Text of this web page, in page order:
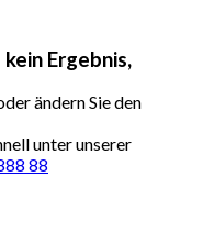
Ergebnis,
ändern Sie den
unter unserer
88